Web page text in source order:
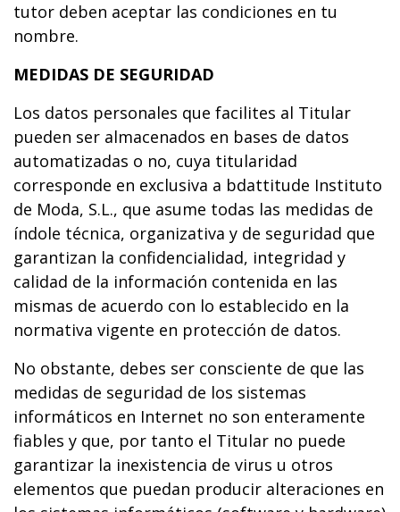
tutor deben aceptar las condiciones en tu
nombre.
MEDIDAS DE SEGURIDAD
Los datos personales que facilites al Titular
pueden ser almacenados en bases de datos
automatizadas o no, cuya titularidad
corresponde en exclusiva a bdattitude Instituto
de Moda, S.L., que asume todas las medidas de
índole técnica, organizativa y de seguridad que
garantizan la confidencialidad, integridad y
calidad de la información contenida en las
mismas de acuerdo con lo establecido en la
normativa vigente en protección de datos.
No obstante, debes ser consciente de que las
medidas de seguridad de los sistemas
informáticos en Internet no son enteramente
fiables y que, por tanto el Titular no puede
garantizar la inexistencia de virus u otros
elementos que puedan producir alteraciones en